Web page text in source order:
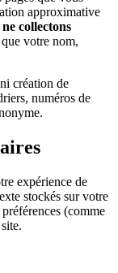
approximative
collectons
votre nom,
création de
numéros de
expérience de
stockés sur votre
(comme